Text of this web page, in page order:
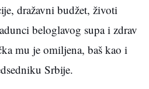
dražavni budžet, životi
beloglavog supa i zdrav
mu je omiljena, baš kao i
Srbije.